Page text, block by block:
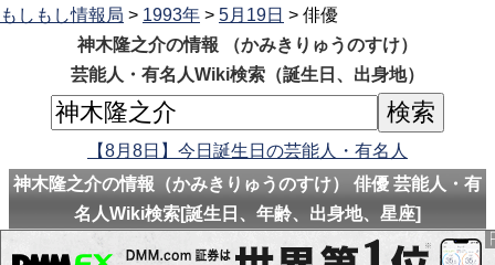
もしもし情報局 > 1993年 > 5月19日 > 俳優
神木隆之介の情報 （かみきりゅうのすけ）
芸能人・有名人Wiki検索（誕生日、出身地）
【8月8日】今日誕生日の芸能人・有名人
神木隆之介の情報（かみきりゅうのすけ） 俳優 芸能人・有
名人Wiki検索[誕生日、年齢、出身地、星座]